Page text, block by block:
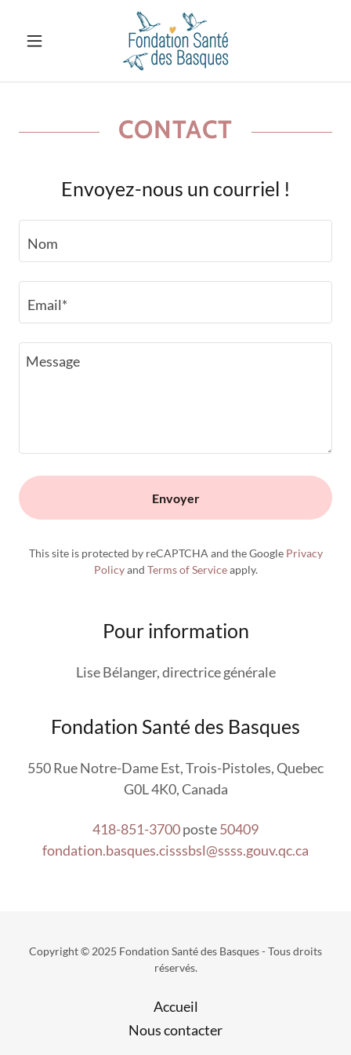
CONTACT
Envoyez-nous un courriel !
Nom
Email*
Envoyer
This site is protected by reCAPTCHA and the Google Privacy
Policyand Terms of Serviceapply.
Pour information
Lise Bélanger, directrice générale
Fondation Santé des Basques
550 Rue Notre-Dame Est, Trois-Pistoles, Quebec
G0L 4K0, Canada
418-851-3700poste50409
fondation.basques.cisssbsl@ssss.gouv.qc.ca
Copyright © 2025 Fondation Santé des Basques - Tous droits
réservés.
Accueil
Nous contacter